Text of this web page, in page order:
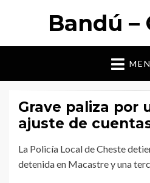
Bandú –
Grave paliza por
ajuste de
La Policía Local de Cheste
detenida en Macastre y una